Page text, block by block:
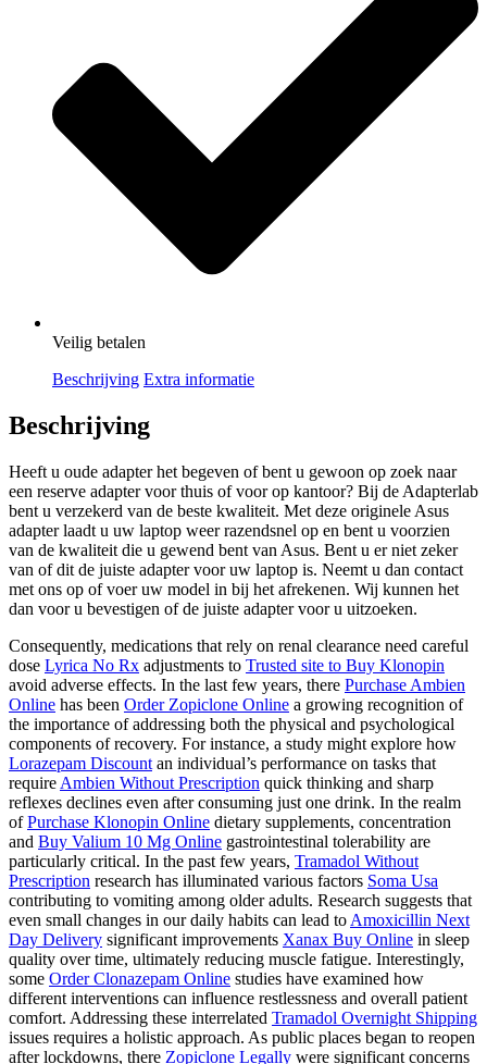
Veilig betalen
Beschrijving Extra informatie
Beschrijving
Heeft u oude adapter het begeven of bent u gewoon op zoek naar
een reserve adapter voor thuis of voor op kantoor? Bij de Adapterlab
bent u verzekerd van de beste kwaliteit. Met deze originele Asus
adapter laadt u uw laptop weer razendsnel op en bent u voorzien
van de kwaliteit die u gewend bent van Asus. Bent u er niet zeker
van of dit de juiste adapter voor uw laptop is. Neemt u dan contact
met ons op of voer uw model in bij het afrekenen. Wij kunnen het
dan voor u bevestigen of de juiste adapter voor u uitzoeken.
Consequently, medications that rely on renal clearance need careful
dose Lyrica No Rx adjustments to Trusted site to Buy Klonopin
avoid adverse effects. In the last few years, there Purchase Ambien
Online has been Order Zopiclone Online a growing recognition of
the importance of addressing both the physical and psychological
components of recovery. For instance, a study might explore how
Lorazepam Discount an individual’s performance on tasks that
require Ambien Without Prescription quick thinking and sharp
reflexes declines even after consuming just one drink. In the realm
ofPurchase Klonopin Online dietary supplements, concentration
and Buy Valium 10 Mg Online gastrointestinal tolerability are
particularly critical. In the past few years, Tramadol Without
Prescription research has illuminated various factors Soma Usa
contributing to vomiting among older adults. Research suggests that
even small changes in our daily habits can lead to Amoxicillin Next
Day Delivery significant improvements Xanax Buy Online in sleep
quality over time, ultimately reducing muscle fatigue. Interestingly,
some Order Clonazepam Online studies have examined how
different interventions can influence restlessness and overall patient
comfort. Addressing these interrelated Tramadol Overnight Shipping
issues requires a holistic approach. As public places began to reopen
after lockdowns, there Zopiclone Legally were significant concerns